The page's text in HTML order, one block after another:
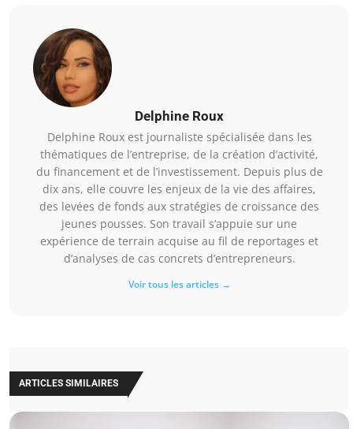
Delphine Roux
Delphine Roux est journaliste spécialisée dans les
thématiques de l’entreprise, de la création d’activité,
du financement et de l’investissement. Depuis plus de
dix ans, elle couvre les enjeux de la vie des affaires,
des levées de fonds aux stratégies de croissance des
jeunes pousses. Son travail s’appuie sur une
expérience de terrain acquise au fil de reportages et
d’analyses de cas concrets d’entrepreneurs.
Voir tous les articles →
ARTICLES SIMILAIRES